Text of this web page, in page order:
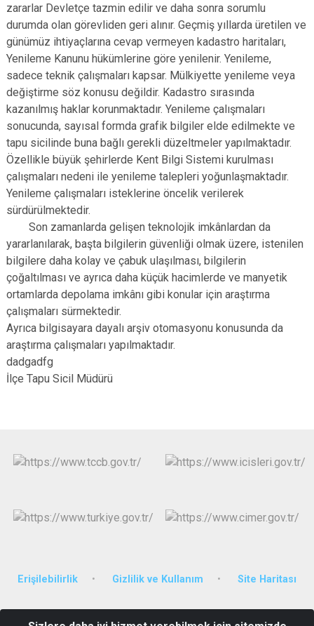
zararlar Devletçe tazmin edilir ve daha sonra sorumlu
durumda olan görevliden geri alınır. Geçmiş yıllarda üretilen ve
günümüz ihtiyaçlarına cevap vermeyen kadastro haritaları,
Yenileme Kanunu hükümlerine göre yenilenir. Yenileme,
sadece teknik çalışmaları kapsar. Mülkiyette yenileme veya
değiştirme söz konusu değildir. Kadastro sırasında
kazanılmış haklar korunmaktadır. Yenileme çalışmaları
sonucunda, sayısal formda grafik bilgiler elde edilmekte ve
tapu sicilinde buna bağlı gerekli düzeltmeler yapılmaktadır.
Özellikle büyük şehirlerde Kent Bilgi Sistemi kurulması
çalışmaları nedeni ile yenileme talepleri yoğunlaşmaktadır.
Yenileme çalışmaları isteklerine öncelik verilerek
sürdürülmektedir.
Son zamanlarda gelişen teknolojik imkânlardan da
yararlanılarak, başta bilgilerin güvenliği olmak üzere, istenilen
bilgilere daha kolay ve çabuk ulaşılması, bilgilerin
çoğaltılması ve ayrıca daha küçük hacimlerde ve manyetik
ortamlarda depolama imkânı gibi konular için araştırma
çalışmaları sürmektedir.
Ayrıca bilgisayara dayalı arşiv otomasyonu konusunda da
araştırma çalışmaları yapılmaktadır.
dadgadfg
İlçe Tapu Sicil Müdürü
Erişilebilirlik Gizlilik ve Kullanım Site Haritası